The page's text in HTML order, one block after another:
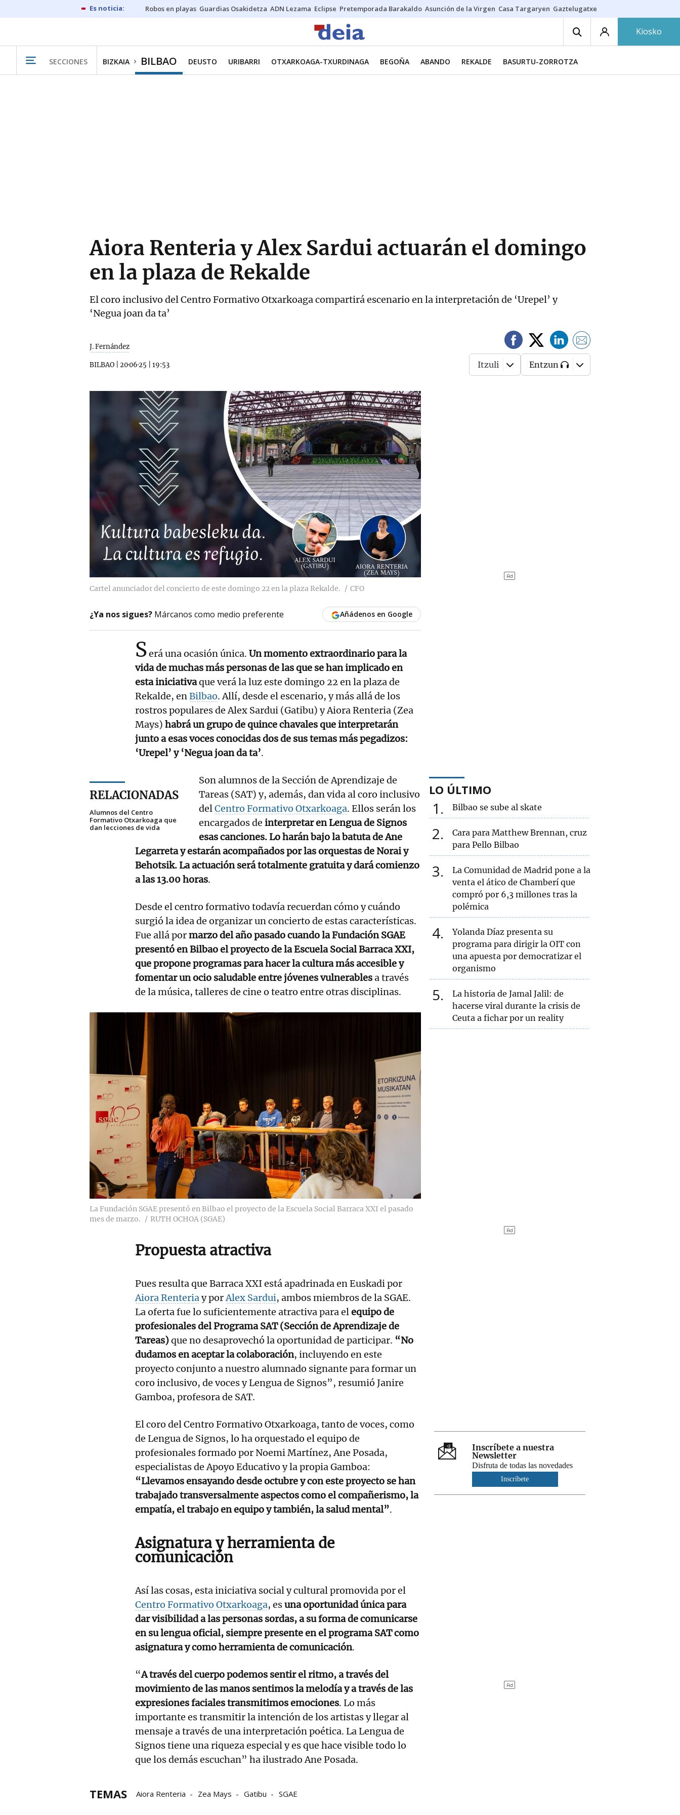
Robos en playas Guardias Osakidetza ADN Lezama Eclipse Pretemporada Barakaldo Asunción de la Virgen Casa Targaryen Gaztelugatxe
Kiosko
SECCIONES BIZKAIA BILBAO DEUSTO URIBARRI OTXARKOAGA-TXURDINAGA BEGOÑA ABANDO REKALDE BASURTU-ZORROTZA
Aiora Renteria y Alex Sardui actuarán el domingo
en la plaza de Rekalde
El coro inclusivo del Centro Formativo Otxarkoaga compartirá escenario en la interpretación de ‘Urepel’ y
‘Negua joan da ta’
J. Fernández
BILBAO 20·06·25 19:53 Itzuli Entzun
Cartel anunciador del concierto de este domingo 22 en la plaza Rekalde. CFO
¿Ya nos sigues? Márcanos como medio preferente Añádenos en Google
Será una ocasión única. Un momento extraordinario para la
vida de muchas más personas de las que se han implicado en
esta iniciativaque verá la luz este domingo 22 en la plaza de
Rekalde, enBilbao. Allí, desde el escenario, y más allá de los
rostros populares de Alex Sardui (Gatibu) y Aiora Renteria (Zea
Mays) habrá un grupo de quince chavales que interpretarán
junto a esas voces conocidas dos de sus temas más pegadizos:
‘Urepel’ y ‘Negua joan da ta’.
RELACIONADAS
Alumnos del Centro
Formativo Otxarkoaga que
dan lecciones de vida
Son alumnos de la Sección de Aprendizaje de
Tareas (SAT) y, además, dan vida al coro inclusivo
delCentro Formativo Otxarkoaga. Ellos serán los
encargados deinterpretar en Lengua de Signos
esas canciones. Lo harán bajo la batuta de Ane
Legarreta y estarán acompañados por las orquestas de Norai y
Behotsik. La actuación será totalmente gratuita y dará comienzo
a las 13.00 horas.
Desde el centro formativo todavía recuerdan cómo y cuándo
surgió la idea de organizar un concierto de estas características.
Fue allá pormarzo del año pasado cuando la Fundación SGAE
presentó en Bilbao el proyecto de la Escuela Social Barraca XXI,
que propone programas para hacer la cultura más accesible y
fomentar un ocio saludable entre jóvenes vulnerablesa través
de la música, talleres de cine o teatro entre otras disciplinas.
La Fundación SGAE presentó en Bilbao el proyecto de la Escuela Social Barraca XXI el pasado
mes de marzo.
RUTH OCHOA (SGAE)
Propuesta atractiva
Pues resulta que Barraca XXI está apadrinada en Euskadi por
Aiora Renteriay porAlex Sardui, ambos miembros de la SGAE.
La oferta fue lo suficientemente atractiva para elequipo de
profesionales del Programa SAT (Sección de Aprendizaje de
Tareas)que no desaprovechó la oportunidad de participar. “No
dudamos en aceptar la colaboración, incluyendo en este
proyecto conjunto a nuestro alumnado signante para formar un
coro inclusivo, de voces y Lengua de Signos”, resumió Janire
Gamboa, profesora de SAT.
El coro del Centro Formativo Otxarkoaga, tanto de voces, como
de Lengua de Signos, lo ha orquestado el equipo de
profesionales formado por Noemi Martínez, Ane Posada,
especialistas de Apoyo Educativo y la propia Gamboa:
“Llevamos ensayando desde octubre y con este proyecto se han
trabajado transversalmente aspectos como el compañerismo, la
empatía, el trabajo en equipo y también, la salud mental”.
Asignatura y herramienta de
comunicación
Así las cosas, esta iniciativa social y cultural promovida por el
Centro Formativo Otxarkoaga, esuna oportunidad única para
dar visibilidad a las personas sordas, a su forma de comunicarse
en su lengua oficial, siempre presente en el programa SAT como
asignatura y como herramienta de comunicación.
“A través del cuerpo podemos sentir el ritmo, a través del
movimiento de las manos sentimos la melodía y a través de las
expresiones faciales transmitimos emociones. Lo más
importante es transmitir la intención de los artistas y llegar al
mensaje a través de una interpretación poética. La Lengua de
Signos tiene una riqueza especial y es que hace visible todo lo
que los demás escuchan” ha ilustrado Ane Posada.
TEMAS Aiora Renteria Zea Mays Gatibu SGAE
LO ÚLTIMO
1 Bilbao se sube al skate
2
Cara para Matthew Brennan, cruz
para Pello Bilbao
3
La Comunidad de Madrid pone a la
venta el ático de Chamberí que
compró por 6,3 millones tras la
polémica
4
Yolanda Díaz presenta su
programa para dirigir la OIT con
una apuesta por democratizar el
organismo
5
La historia de Jamal Jalil: de
hacerse viral durante la crisis de
Ceuta a fichar por un reality
Inscríbete a nuestra
Newsletter
Disfruta de todas las novedades
Inscríbete